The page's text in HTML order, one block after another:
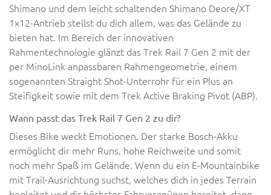
Shimano und dem leicht schaltenden Shimano Deore/XT
1x12-Antrieb stellst du dich allem, was das Gelände zu
bieten hat. Im Bereich der innovativen
Rahmentechnologie glänzt das Trek Rail 7 Gen 2 mit der
per MinoLink anpassbaren Rahmengeometrie, einem
sogenannten Straight Shot-Unterrohr für ein Plus an
Steifigkeit sowie mit dem Trek Active Braking Pivot (ABP).
Wann passt das Trek Rail 7 Gen 2 zu dir?
Dieses Bike weckt Emotionen. Der starke Bosch-Akku
ermöglicht dir mehr Runs, hohe Reichweite und somit
noch mehr Spaß im Gelände. Wenn du ein E-Mountainbike
mit Trail-Ausrichtung suchst, welches dich in jedes Terrain